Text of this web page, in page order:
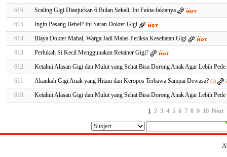
616
Scaling Gigi Dianjurkan 6 Bulan Sekali, Ini Fakta-faktanya
615
Ingin Pasang Behel? Ini Saran Dokter Gigi
614
Biaya Dokter Mahal, Warga Jadi Malas Periksa Kesehatan Gigi
613
Perlukah Si Kecil Menggunakan Retainer Gigi?
612
Ketahui Alasan Gigi dan Mulut yang Sehat Bisa Dorong Anak Agar Lebih Pede
611
Akankah Gigi Anak yang Hitam dan Keropos Terbawa Sampai Dewasa? (1)
610 Ketahui Alasan Gigi dan Mulut yang Sehat Bisa Dorong Anak Agar Lebih Pede
1 2 3 4 5 6 7 8 9 10 Next